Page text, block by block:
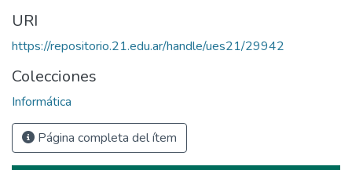
URI
https://repositorio.21.edu.ar/handle/ues21/29942
Colecciones
Informática
Página completa del ítem